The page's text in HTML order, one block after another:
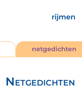
rijmen
netgedichten
Netgedichten